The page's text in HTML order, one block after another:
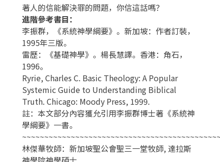
著人的信能解決罪的問題，你信這話嗎？
進階參考書目：
李振群，《系統神學綱要》。新加坡：作者訂裝，
1995年三版。
雷歷：《基礎神學》。楊長慧譯。香港：角石，
1996。
Ryrie, Charles C. Basic Theology: A Popular
Systemic Guide to Understanding Biblical
Truth. Chicago: Moody Press, 1999.
註：本文部分內容獲允引用李振群博士著《系統神
學綱要》一書。
林傑華牧師：新加坡聖公會聖三一堂牧師, 達拉斯